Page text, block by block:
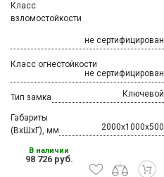
Класс
взломостойкости
не сертифицирован
Класс огнестойкости
не сертифицирован
Тип замка Ключевой
Габариты
(ВхШхГ), мм
2000x1000x500
В наличии
98 726 руб.